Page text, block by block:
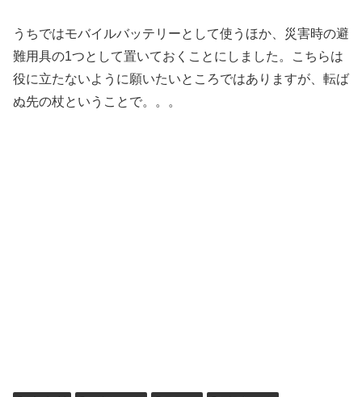
うちではモバイルバッテリーとして使うほか、災害時の避
難用具の1つとして置いておくことにしました。こちらは
役に立たないように願いたいところではありますが、転ば
ぬ先の杖ということで。。。